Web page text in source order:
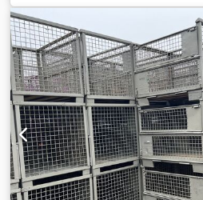
kao novo • Boja: pocinčana •
Veličina mreže: 45 x 95 mm •
Unutarnja širina: 99 cm • Vanjska
Karakteristike: s graničnikom za
neto, bez PDV-a • Popust za veće
dostave: za cijelu Europu, na upit
odmah dostupno • Pregled i
koje vrijeme uz prethodni
5000 m mreža za pohranu
na lageru (Zadržavamo pravo na
tehničkim podacima, navodima i
eventualnu prodaju robe prije